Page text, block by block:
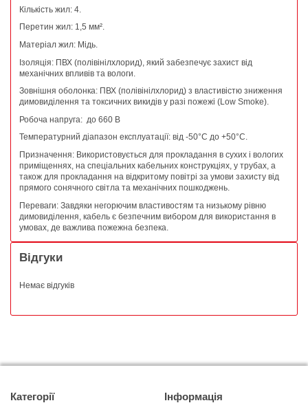
Кількість жил: 4.
Перетин жил: 1,5 мм².
Матеріал жил: Мідь.
Ізоляція: ПВХ (полівінілхлорид), який забезпечує захист від
механічних впливів та вологи.
Зовнішня оболонка: ПВХ (полівінілхлорид) з властивістю зниження
димовиділення та токсичних викидів у разі пожежі (Low Smoke).
Робоча напруга: до 660 В
Температурний діапазон експлуатації: від -50°C до +50°C.
Призначення: Використовується для прокладання в сухих і вологих
приміщеннях, на спеціальних кабельних конструкціях, у трубах, а
також для прокладання на відкритому повітрі за умови захисту від
прямого сонячного світла та механічних пошкоджень.
Переваги: Завдяки негорючим властивостям та низькому рівню
димовиділення, кабель є безпечним вибором для використання в
умовах, де важлива пожежна безпека.
Відгуки
Немає відгуків
Категорії Інформація